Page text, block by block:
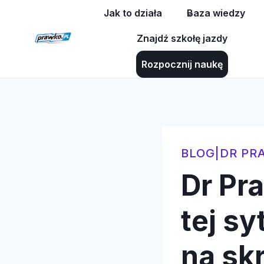
Jak to działa Baza wiedzy
Znajdź szkołę jazdy
Rozpocznij naukę
BLOG DR
Dr
tej
na